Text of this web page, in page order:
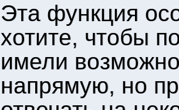
Эта функция
хотите, чтобы
имели
напрямую, но